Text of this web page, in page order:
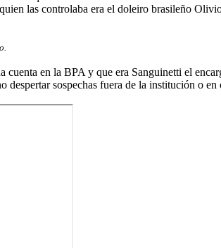
las controlaba era el doleiro brasileño
en la BPA y que era Sanguinetti el
sospechas fuera de la institución o